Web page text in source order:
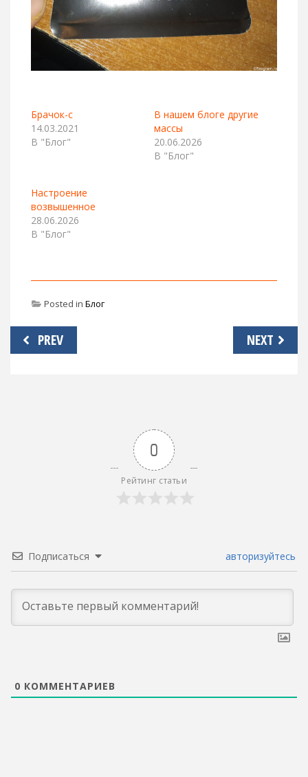
Брачок-с
14.03.2021
В "Блог"
В нашем блоге другие
массы
20.06.2026
В "Блог"
Настроение
возвышенное
28.06.2026
В "Блог"
Posted in Блог
Навигация
по
PREV NEXT
0
Рейтинг статьи
Подписаться авторизуйтесь
0 КОММЕНТАРИЕВ